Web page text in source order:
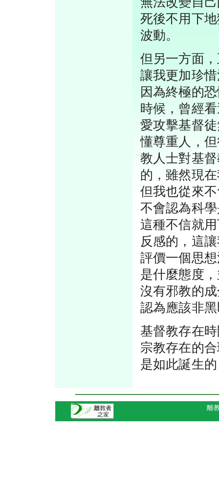
死後不用下
波動。
但另一方面
讓我更加珍
因為終極的
時候，曾經
愛攻擊基督
懂尊重人，
教人士對基
的，雖然現
但我也從來
不會認為科
這種不信就
反感的，這
評價一個思
是什麼態度
沒有邪教的
認為應該非
基督教存在
宗教存在的
是如此誕生
離